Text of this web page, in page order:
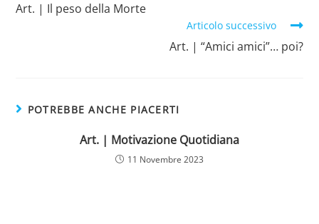
Art. | Il peso della Morte
Articolo successivo
Art. | “Amici amici”… poi?
POTREBBE ANCHE PIACERTI
Art. | Motivazione Quotidiana
11 Novembre 2023